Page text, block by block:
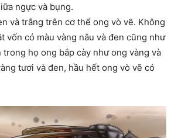
ngực và bụng.
và trắng trên cơ thể ong vò vẽ. Không
vốn có màu vàng nâu và đen cũng như
họ ong bắp cày như ong vàng và
tươi và đen, hầu hết ong vò vẽ có